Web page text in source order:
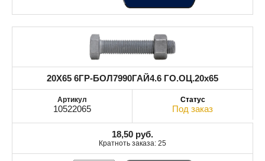
20X65 6ГР-БОЛ7990ГАЙ4.6 ГО.ОЦ.20x65
10522065 Под заказ
18,50 руб.
Кратноть заказа: 25